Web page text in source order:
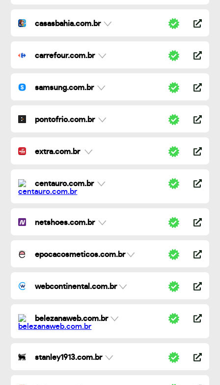
casasbahia.com.br
carrefour.com.br
samsung.com.br
pontofrio.com.br
extra.com.br
centauro.com.br
netshoes.com.br
epocacosmeticos.com.br
webcontinental.com.br
belezanaweb.com.br
stanley1913.com.br